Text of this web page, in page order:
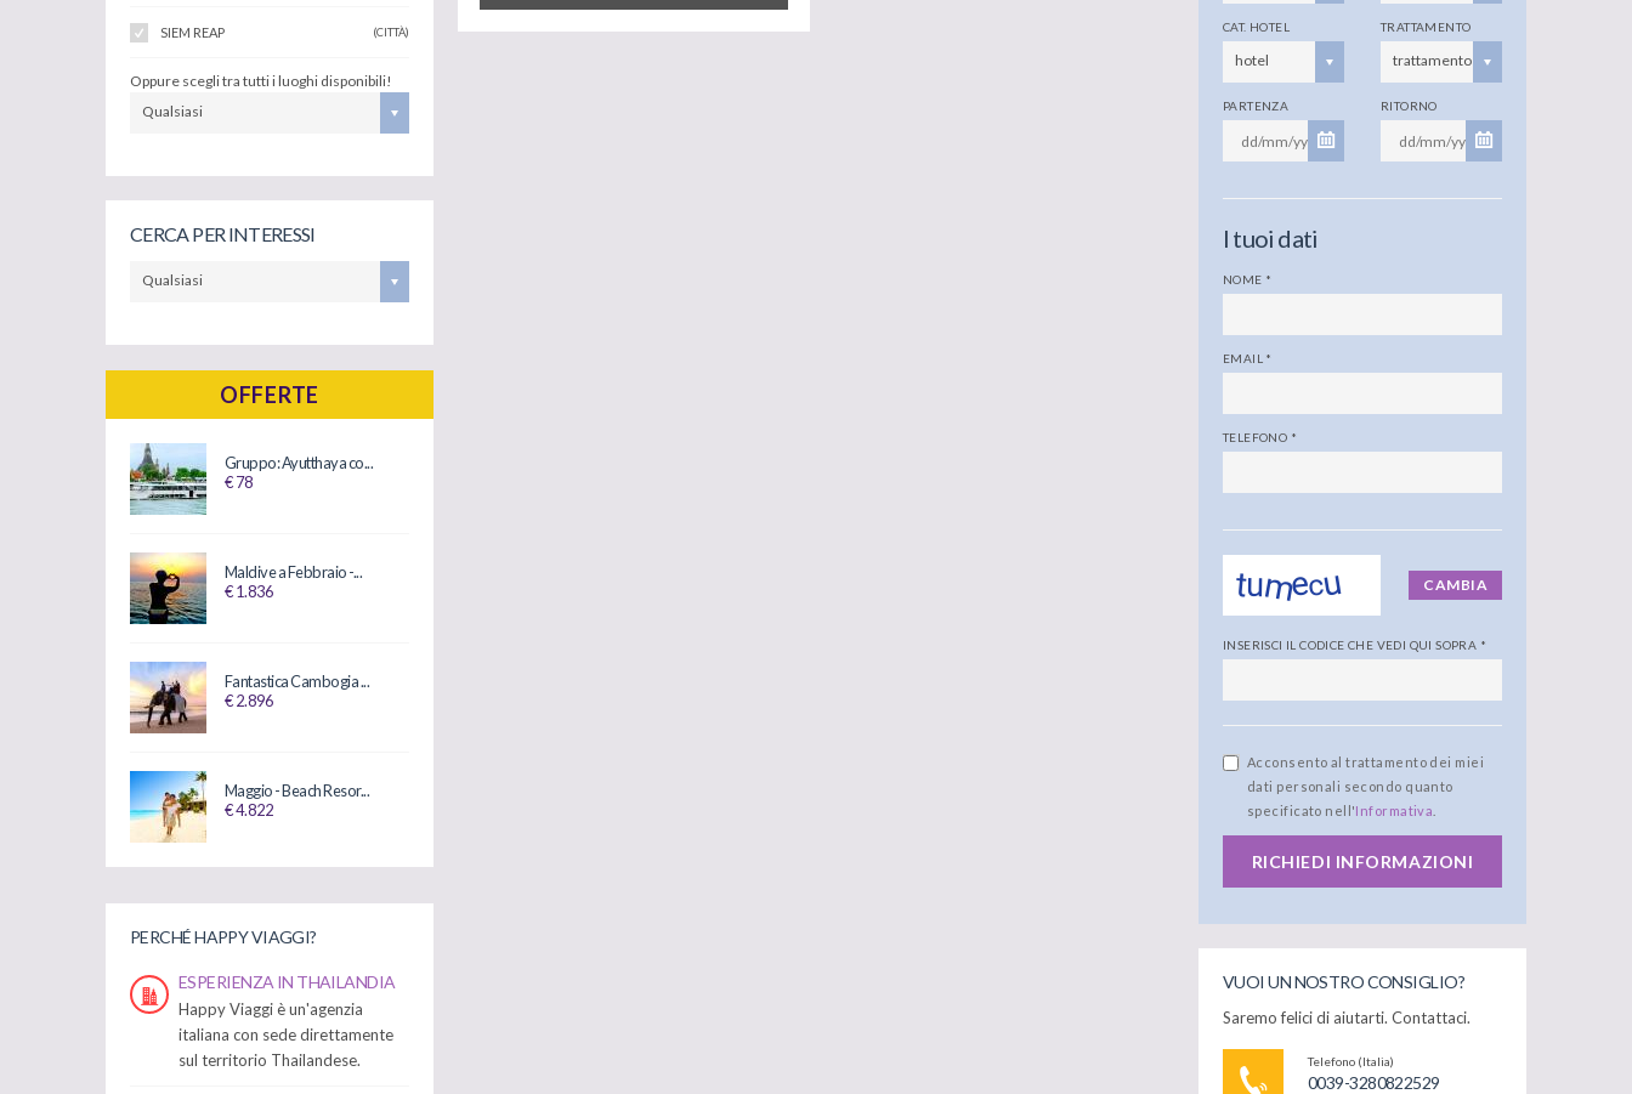
SIEM REAP (CITTÀ)
Oppure scegli tra tutti i luoghi disponibili!
Qualsiasi
CERCA PER INTERESSI
Qualsiasi
OFFERTE
Gruppo: Ayutthaya co...
€ 78
Maldive a Febbraio -...
€ 1.836
Fantastica Cambogia ...
€ 2.896
Maggio - Beach Resor...
€ 4.822
PERCHÉ HAPPY VIAGGI?
ESPERIENZA IN THAILANDIA
Happy Viaggi è un'agenzia
italiana con sede direttamente
sul territorio Thailandese.
CAT. HOTEL
hotel
TRATTAMENTO
trattamento
PARTENZA RITORNO
I tuoi dati
NOME *
EMAIL *
TELEFONO *
CAMBIA
INSERISCI IL CODICE CHE VEDI QUI SOPRA *
Acconsento al trattamento dei miei
dati personali secondo quanto
specificato nell'Informativa
RICHIEDI INFORMAZIONI
VUOI UN NOSTRO CONSIGLIO?
Saremo felici di aiutarti. Contattaci.
Telefono (Italia)
0039-3280822529